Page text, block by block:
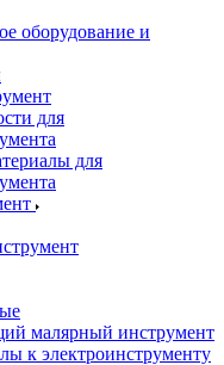
оборудование и
для
для
малярный инструмент
к электроинструменту